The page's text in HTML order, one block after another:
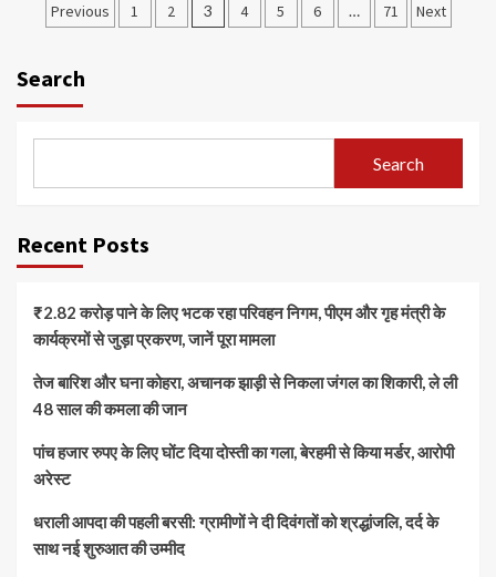
Posts
Previous 1 2 3 4 5 6 … 71 Next
Search
Search
Recent Posts
₹2.82 करोड़ पाने के लिए भटक रहा परिवहन निगम, पीएम और गृह मंत्री के
कार्यक्रमों से जुड़ा प्रकरण, जानें पूरा मामला
तेज बारिश और घना कोहरा, अचानक झाड़ी से निकला जंगल का शिकारी, ले ली
48 साल की कमला की जान
पांच हजार रुपए के लिए घोंट दिया दोस्ती का गला, बेरहमी से किया मर्डर, आरोपी
अरेस्ट
धराली आपदा की पहली बरसी: ग्रामीणों ने दी दिवंगतों को श्रद्धांजलि, दर्द के
साथ नई शुरुआत की उम्मीद